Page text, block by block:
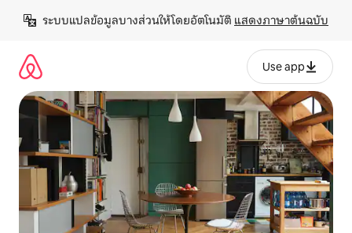
เนื้อหา
ระบบแปลข้อมูลบางส่วนให้โดยอัตโนมัติ แสดงภาษาต้นฉบับ
Use app